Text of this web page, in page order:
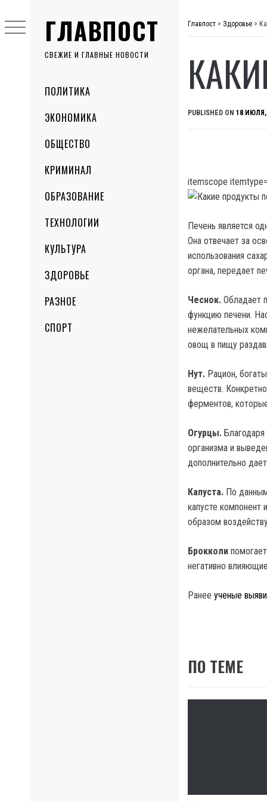
ГЛАВПОСТ
СВЕЖИЕ И ГЛАВНЫЕ НОВОСТИ
MenuПОЛИТИКА
ЭКОНОМИКА
ОБЩЕСТВО
КРИМИНАЛ
ОБРАЗОВАНИЕ
ТЕХНОЛОГИИ
КУЛЬТУРА
ЗДОРОВЬЕ
РАЗНОЕ
СПОРТ
to
content
Главпост > Здоровье >
PUBLISHED ON 18 ИЮЛЯ,
itemscope
Печень является
Она отвечает за
использования
органа, передает
Чеснок. Обладает
функцию печени.
нежелательных
овощ в пищу
Нут. Рацион,
веществ.
ферментов,
Огурцы.
организма и
дополнительно
Капуста. По
капусте
образом
Брокколи
негативно
Ранее ученые
ПО ТЕМЕ